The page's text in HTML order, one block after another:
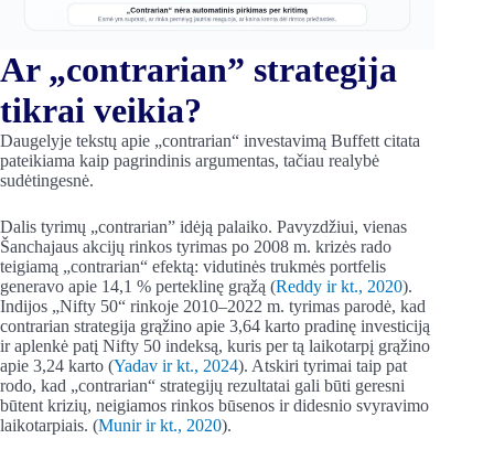
Ar „contrarian” strategija
tikrai veikia?
Daugelyje tekstų apie „contrarian“ investavimą Buffett citata
pateikiama kaip pagrindinis argumentas, tačiau realybė
sudėtingesnė.
Dalis tyrimų „contrarian” idėją palaiko. Pavyzdžiui, vienas
Šanchajaus akcijų rinkos tyrimas po 2008 m. krizės rado
teigiamą „contrarian“ efektą: vidutinės trukmės portfelis
generavo apie 14,1 % perteklinę grąžą (Reddy ir kt., 2020).
Indijos „Nifty 50“ rinkoje 2010–2022 m. tyrimas parodė, kad
contrarian strategija grąžino apie 3,64 karto pradinę investiciją
ir aplenkė patį Nifty 50 indeksą, kuris per tą laikotarpį grąžino
apie 3,24 karto (Yadav ir kt., 2024). Atskiri tyrimai taip pat
rodo, kad „contrarian“ strategijų rezultatai gali būti geresni
būtent krizių, neigiamos rinkos būsenos ir didesnio svyravimo
laikotarpiais. (Munir ir kt., 2020).